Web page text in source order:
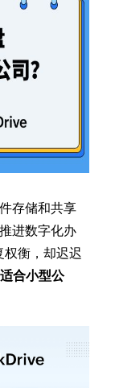
存储和共享
进数字化办
权衡，却迟迟
合小型公